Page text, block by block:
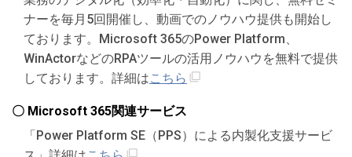
ナーを毎月5回開催し、動画でのノウハウ提供も開始し
ております。Microsoft 365のPower Platform、
WinActorなどのRPAツールの活用ノウハウを無料で提供
しております。詳細はこちら
〇 Microsoft 365関連サービス
「Power Platform SE（PPS）による内製化支援サービ